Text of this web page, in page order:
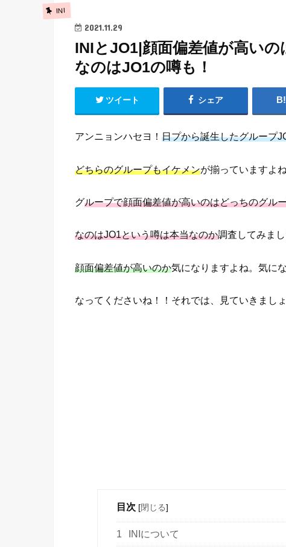
INI
2021.11.29
INIとJO1|顔面偏差値が高い
なのはJO1の噂も！
ツイート シェア
アンニョンハセヨ！ 日プから誕生したグループ
どちらのグループもイケメンが揃っていますよ
グループで顔面偏差値が高いのはどっちのグル
なのはJO1という噂は本当なのか調査してみまし
顔面偏差値が高いのか気になりますよね。気に
なってくださいね！！それでは、見ていきまし
目次 [閉じる]
1 INIについて